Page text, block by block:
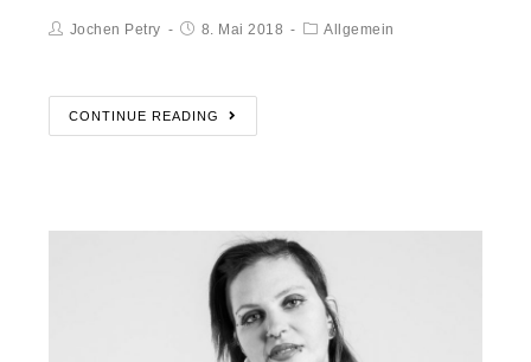
Jochen Petry 8. Mai 2018 Allgemein
CONTINUE READING